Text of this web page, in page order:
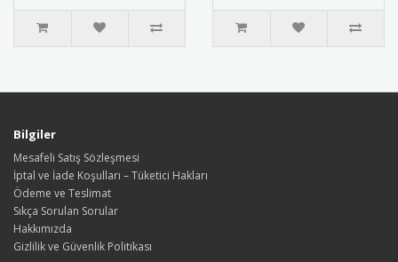
za..
Bilgiler
Mesafeli Satış Sözleşmesi
İptal ve İade Koşulları – Tüketici Hakları
Ödeme ve Teslimat
Sıkça Sorulan Sorular
Hakkımızda
Gizlilik ve Güvenlik Politikası